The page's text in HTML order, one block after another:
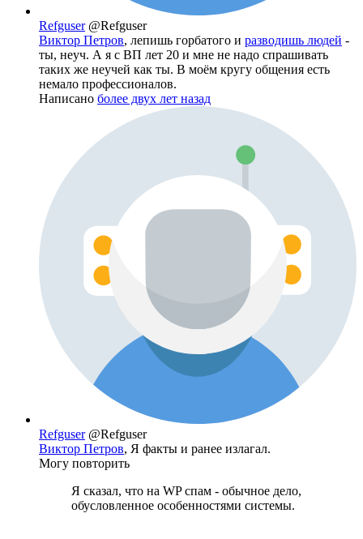
Refguser @Refguser
Виктор Петров, лепишь горбатого и разводишь людей -
ты, неуч. А я с ВП лет 20 и мне не надо спрашивать
таких же неучей как ты. В моём кругу общения есть
немало профессионалов.
Написано более двух лет назад
Refguser @Refguser
Виктор Петров, Я факты и ранее излагал.
Могу повторить
Я сказал, что на WP спам - обычное дело,
обусловленное особенностями системы.